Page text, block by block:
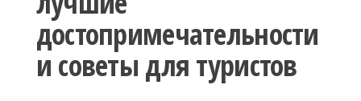
достопримечательности
и советы для туристов